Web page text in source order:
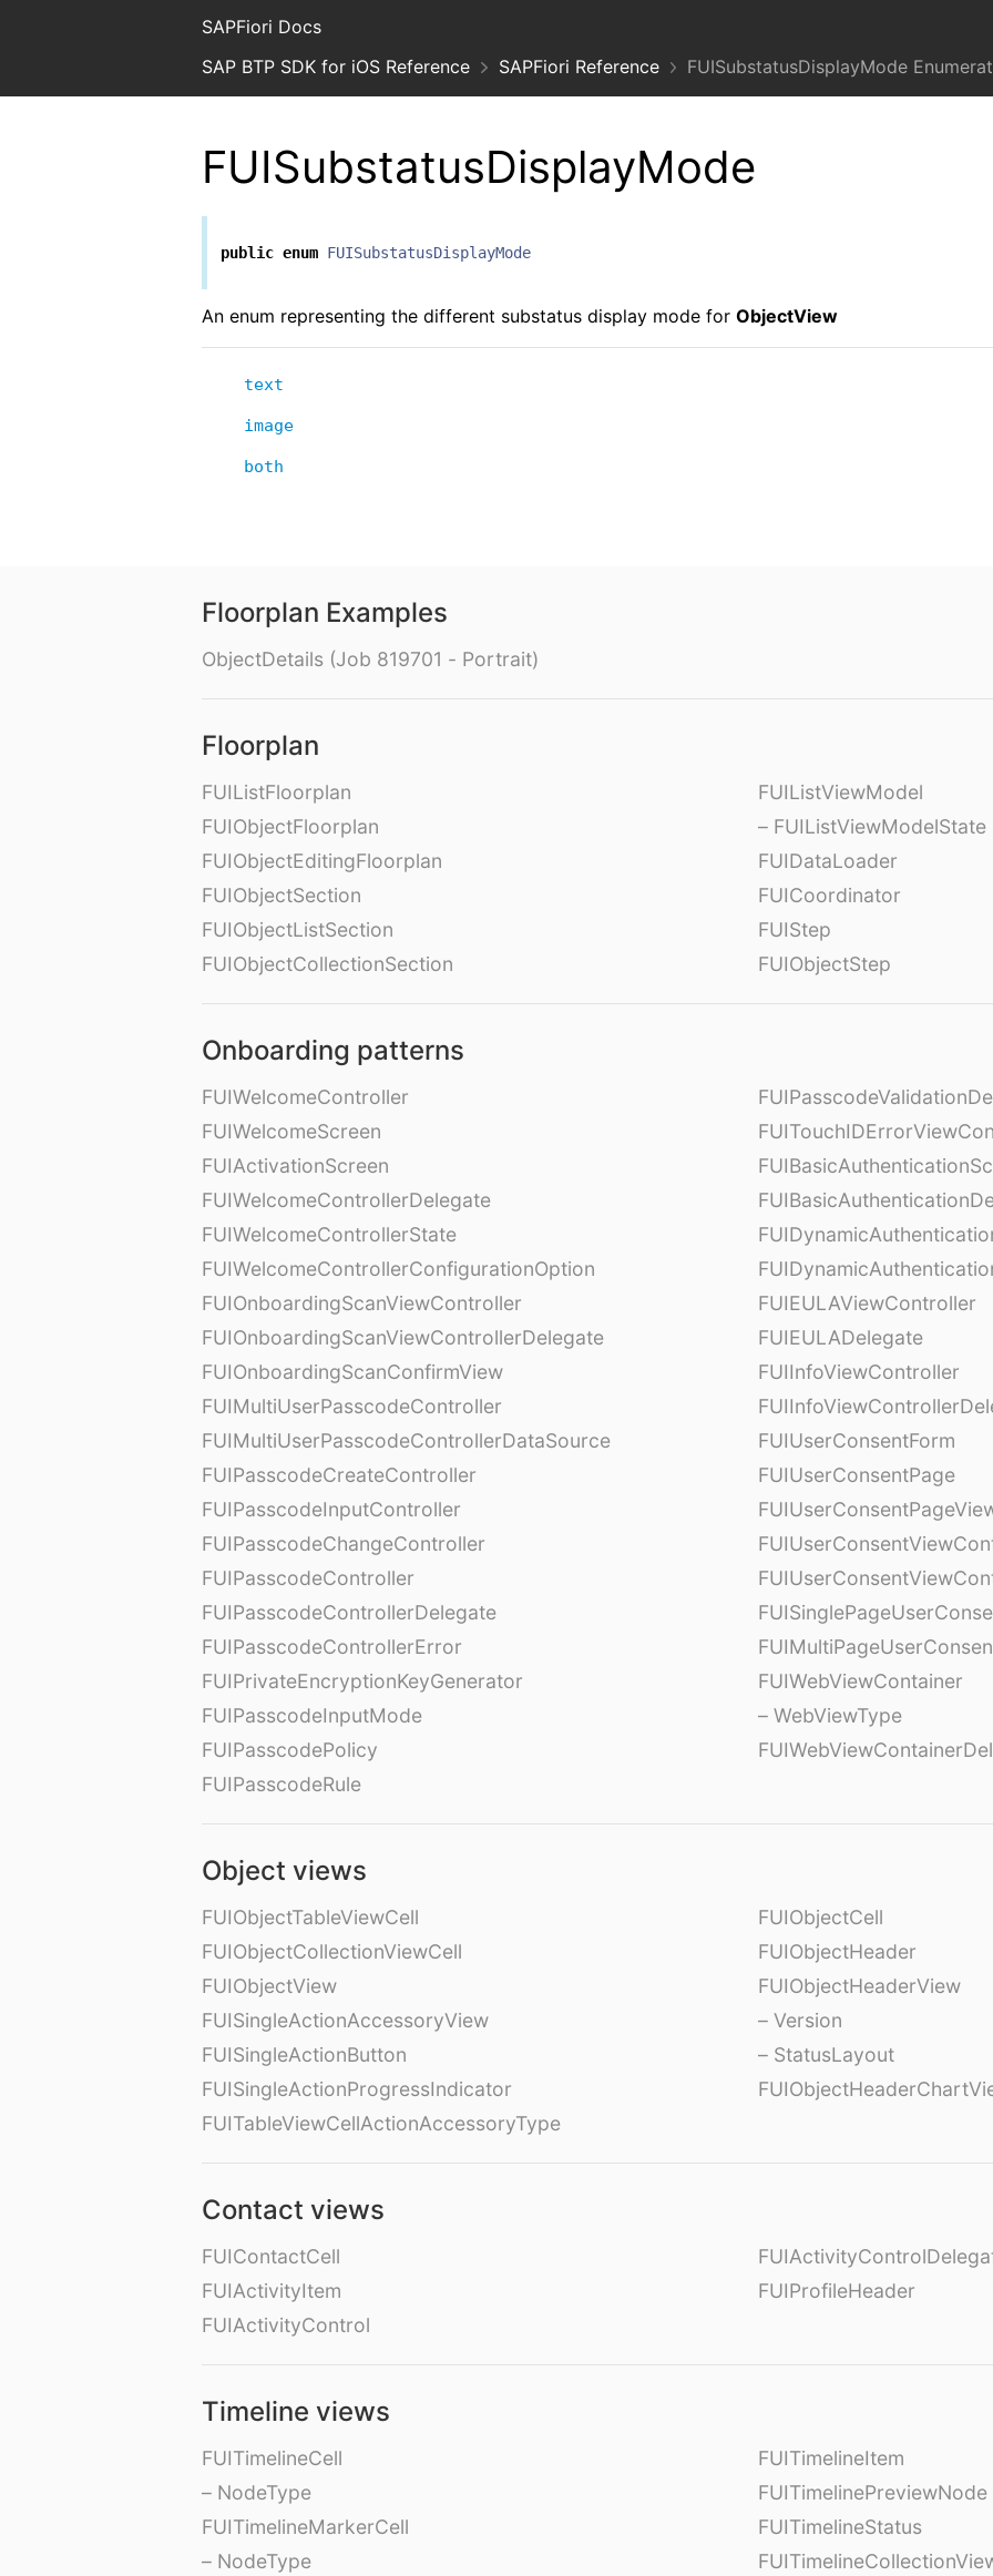
SAPFiori Docs
SAP BTP SDK for iOS Reference
SAPFiori Reference FUISubstatusDisplayMode
FUISubstatusDisplayMode
public enum FUISubstatusDisplayMode
An enum representing the different substatus display mode for ObjectView
text
image
both
Floorplan Examples
ObjectDetails (Job 819701 - Portrait)
Floorplan
FUIListFloorplan
FUIObjectFloorplan
FUIObjectEditingFloorplan
FUIObjectSection
FUIObjectListSection
FUIObjectCollectionSection
FUIListViewModel
– FUIListViewModelState
FUIDataLoader
FUICoordinator
FUIStep
FUIObjectStep
Onboarding patterns
FUIWelcomeController
FUIWelcomeScreen
FUIActivationScreen
FUIWelcomeControllerDelegate
FUIWelcomeControllerState
FUIWelcomeControllerConfigurationOption
FUIOnboardingScanViewController
FUIOnboardingScanViewControllerDelegate
FUIOnboardingScanConfirmView
FUIMultiUserPasscodeController
FUIMultiUserPasscodeControllerDataSource
FUIPasscodeCreateController
FUIPasscodeInputController
FUIPasscodeChangeController
FUIPasscodeController
FUIPasscodeControllerDelegate
FUIPasscodeControllerError
FUIPrivateEncryptionKeyGenerator
FUIPasscodeInputMode
FUIPasscodePolicy
FUIPasscodeRule
FUIEULAViewController
FUIEULADelegate
FUIInfoViewController
FUIUserConsentForm
FUIUserConsentPage
FUIWebViewContainer
– WebViewType
Object views
FUIObjectTableViewCell
FUIObjectCollectionViewCell
FUIObjectView
FUISingleActionAccessoryView
FUISingleActionButton
FUISingleActionProgressIndicator
FUITableViewCellActionAccessoryType
FUIObjectCell
FUIObjectHeader
FUIObjectHeaderView
– Version
– StatusLayout
Contact views
FUIContactCell
FUIActivityItem
FUIActivityControl
FUIProfileHeader
Timeline views
FUITimelineCell
– NodeType
FUITimelineMarkerCell
– NodeType
FUITimelineItem
FUITimelinePreviewNode
FUITimelineStatus